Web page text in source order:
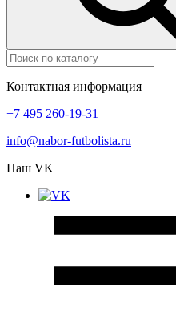
Контактная информация
+7 495 260-19-31
info@nabor-futbolista.ru
Наш VK